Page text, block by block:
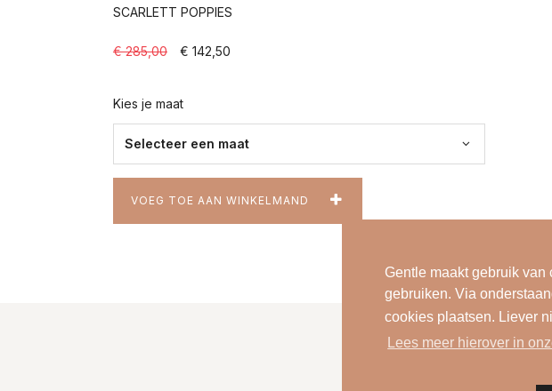
Gentle maakt gebruik
gebruiken. Via
cookies plaatsen. Liever
Lees meer hierover in
SCARLETT POPPIES
€ 285,00 € 142,50
Kies je maat
VOEG TOE AAN WINKELMAND